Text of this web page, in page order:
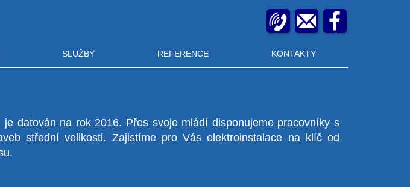
SLUŽBY REFERENCE KONTAKTY
datován na rok 2016. Přes svoje mládí disponujeme pracovníky s
střední velikosti. Zajistíme pro Vás elektroinstalace na klíč od